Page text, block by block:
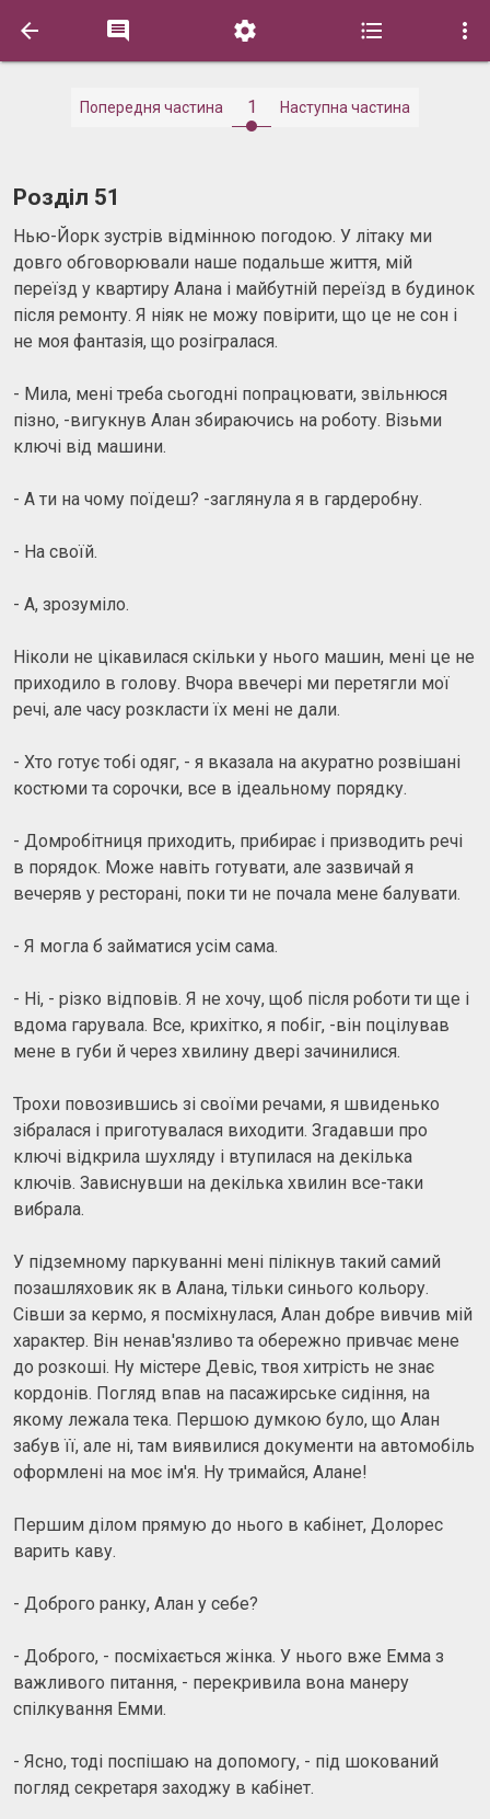
    
Попередня частина 1 Наступна частина
Розділ 51
Нью-Йорк зустрів відмінною погодою. У літаку ми
довго обговорювали наше подальше життя, мій
переїзд у квартиру Алана і майбутній переїзд в будинок
після ремонту. Я ніяк не можу повірити, що це не сон і
не моя фантазія, що розігралася.
- Мила, мені треба сьогодні попрацювати, звільнюся
пізно, -вигукнув Алан збираючись на роботу. Візьми
ключі від машини.
- А ти на чому поїдеш? -заглянула я в гардеробну.
- На своїй.
- А, зрозуміло.
Ніколи не цікавилася скільки у нього машин, мені це не
приходило в голову. Вчора ввечері ми перетягли мої
речі, але часу розкласти їх мені не дали.
- Хто готує тобі одяг, - я вказала на акуратно розвішані
костюми та сорочки, все в ідеальному порядку.
- Домробітниця приходить, прибирає і призводить речі
в порядок. Може навіть готувати, але зазвичай я
вечеряв у ресторані, поки ти не почала мене балувати.
- Я могла б займатися усім сама.
- Ні, - різко відповів. Я не хочу, щоб після роботи ти ще і
вдома гарувала. Все, крихітко, я побіг, -він поцілував
мене в губи й через хвилину двері зачинилися.
Трохи повозившись зі своїми речами, я швиденько
зібралася і приготувалася виходити. Згадавши про
ключі відкрила шухляду і втупилася на декілька
ключів. Зависнувши на декілька хвилин все-таки
вибрала.
У підземному паркуванні мені пілікнув такий самий
позашляховик як в Алана, тільки синього кольору.
Сівши за кермо, я посміхнулася, Алан добре вивчив мій
характер. Він ненав'язливо та обережно привчає мене
до розкоші. Ну містере Девіс, твоя хитрість не знає
кордонів. Погляд впав на пасажирське сидіння, на
якому лежала тека. Першою думкою було, що Алан
забув її, але ні, там виявилися документи на автомобіль
оформлені на моє ім'я. Ну тримайся, Алане!
Першим ділом прямую до нього в кабінет, Долорес
варить каву.
- Доброго ранку, Алан у себе?
- Доброго, - посміхається жінка. У нього вже Емма з
важливого питання, - перекривила вона манеру
спілкування Емми.
- Ясно, тоді поспішаю на допомогу, - під шокований
погляд секретаря заходжу в кабінет.